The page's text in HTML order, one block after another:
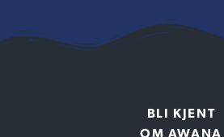
BLI KJENT
OM AWANA